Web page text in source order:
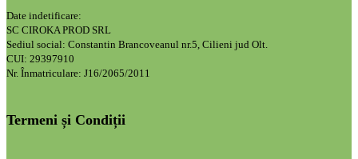
Date indetificare:
SC CIROKA PROD SRL
Sediul social: Constantin Brancoveanul nr.5, Cilieni jud Olt.
CUI: 29397910
Nr. Înmatriculare: J16/2065/2011
Termeni și Condiții